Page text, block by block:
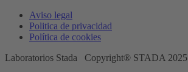
Aviso legal
Politica de privacidad
Política de cookies
Laboratorios Stada Copyright® STADA 2025